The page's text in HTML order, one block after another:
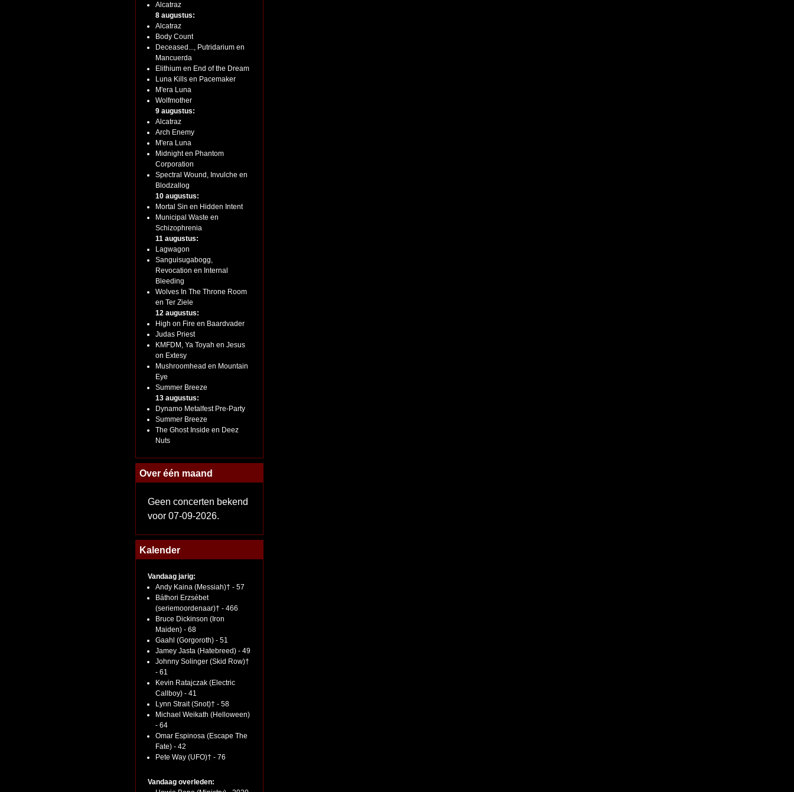
Alcatraz
8 augustus:
Alcatraz
Body Count
Deceased..., Putridarium en
Mancuerda
Elithium en End of the Dream
Luna Kills en Pacemaker
M'era Luna
Wolfmother
9 augustus:
Alcatraz
Arch Enemy
M'era Luna
Midnight en Phantom
Corporation
Spectral Wound, Invulche en
Blodzallog
10 augustus:
Mortal Sin en Hidden Intent
Municipal Waste en
Schizophrenia
11 augustus:
Lagwagon
Sanguisugabogg,
Revocation en Internal
Bleeding
Wolves In The Throne Room
en Ter Ziele
12 augustus:
High on Fire en Baardvader
Judas Priest
KMFDM, Ya Toyah en Jesus
on Extesy
Mushroomhead en Mountain
Eye
Summer Breeze
13 augustus:
Dynamo Metalfest Pre-Party
Summer Breeze
The Ghost Inside en Deez
Nuts
Over één maand
Geen concerten bekend
voor 07-09-2026.
Kalender
Vandaag jarig:
Andy Kaina (Messiah)† - 57
Báthori Erzsébet
(seriemoordenaar)† - 466
Bruce Dickinson (Iron
Maiden) - 68
Gaahl (Gorgoroth) - 51
Jamey Jasta (Hatebreed) - 49
Johnny Solinger (Skid Row)†
- 61
Kevin Ratajczak (Electric
Callboy) - 41
Lynn Strait (Snot)† - 58
Michael Weikath (Helloween)
- 64
Omar Espinosa (Escape The
Fate) - 42
Pete Way (UFO)† - 76
Vandaag overleden: